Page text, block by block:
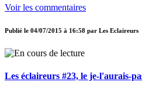
Voir les commentaires
Publié le 04/07/2015 à 16:58 par Les Eclaireurs
Les éclaireurs #23, le je-l'aurais-